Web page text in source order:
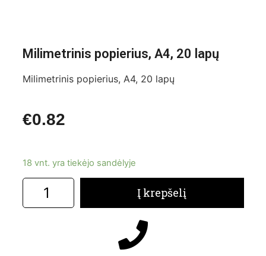
Milimetrinis popierius, A4, 20 lapų
Milimetrinis popierius, A4, 20 lapų
€0.82
18 vnt. yra tiekėjo sandėlyje
Į krepšelį